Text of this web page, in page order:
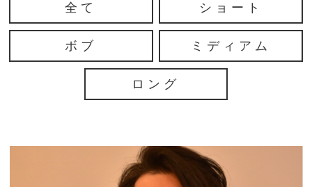
Staff
Menu・Price
全て ショート
ボブ ミディアム
ロング